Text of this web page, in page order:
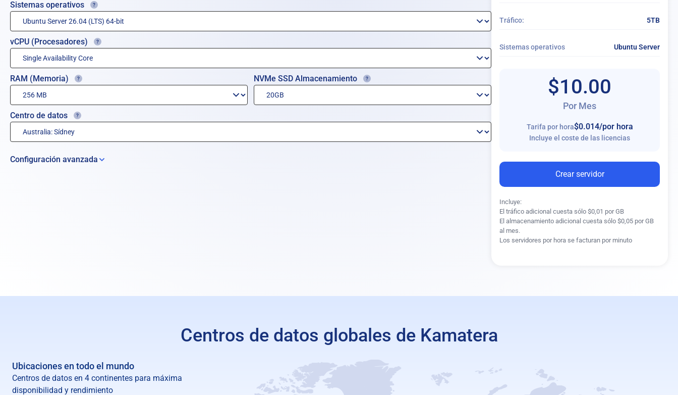
Sistemas operativos
vCPU (Procesadores)
RAM (Memoria) NVMe SSD Almacenamiento
Centro de datos
Configuración avanzada
Tráfico: 5TB
Sistemas operativos Ubuntu Server
$10.00
Por Mes
Tarifa por hora$0.014/por hora
Incluye el coste de las licencias
Crear servidor
Incluye:
El tráfico adicional cuesta sólo $0,01 por GB
El almacenamiento adicional cuesta sólo $0,05 por GB
al mes.
Los servidores por hora se facturan por minuto
Centros de datos globales de Kamatera
Ubicaciones en todo el mundo
Centros de datos en 4 continentes para máxima
disponibilidad y rendimiento